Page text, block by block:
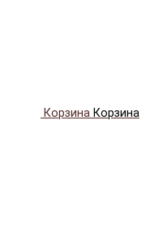
Корзина Корзина